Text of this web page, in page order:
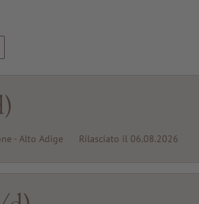
- Alto Adige Rilasciato il 06.08.2026